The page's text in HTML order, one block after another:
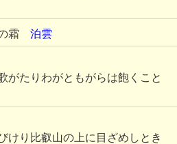
霜 泊雲
がたりわがともがらは飽くこと
けり比叡山の上に目ざめしとき